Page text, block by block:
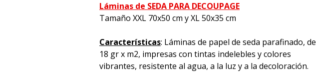
Láminas de SEDA PARA DECOUPAGE
Tamaño XXL 70x50 cm y XL 50x35 cm
Características: Láminas de papel de seda parafinado, de
18 gr x m2, impresas con tintas indelebles y colores
vibrantes, resistente al agua, a la luz y a la decoloración.